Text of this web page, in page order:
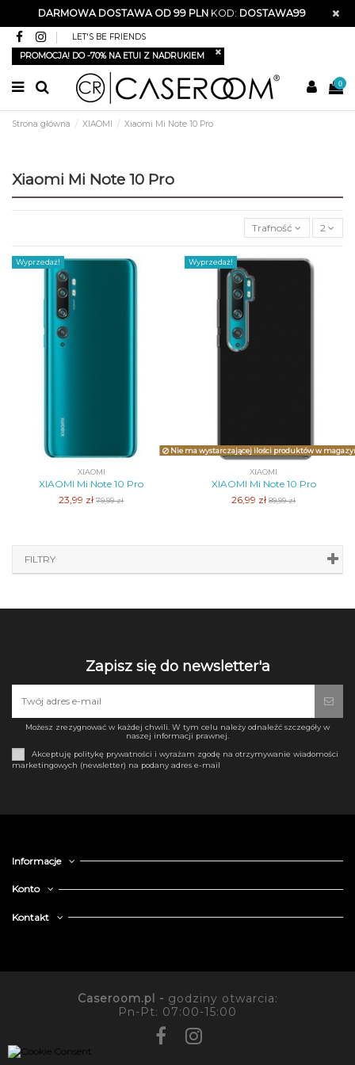
DARMOWA DOSTAWA OD 99 PLNKOD: DOSTAWA99
LET'S BE FRIENDS
PROMOCJA! DO -70% NA ETUI Z NADRUKIEM
0
Strona główna XIAOMI Xiaomi Mi Note 10 Pro
Xiaomi Mi Note 10 Pro
Trafność 2
Wyprzedaż!
XIAOMI
XIAOMI Mi Note 10 Pro
23,99 zł79,99 zł
Wyprzedaż!
Nie ma wystarczającej ilości produktów w
XIAOMI
XIAOMI Mi Note 10 Pro
26,99 zł89,99 zł
FILTRY
Zapisz się do newsletter'a
Możesz zrezygnować w każdej chwili. W tym celu należy odnaleźć szczegóły w
naszej informacji prawnej.
Akceptuję politykę prywatności i wyrażam zgodę na otrzymywanie wiadomości
marketingowych (newsletter) na podany adres e-mail
Informacje
Konto
Kontakt
Caseroom.pl - godziny otwarcia:
Pn-Pt: 07:00-15:00